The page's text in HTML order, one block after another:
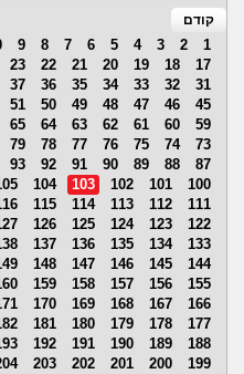
קודם
1
2
3
4
5
6
7
8
9
17
18
19
20
21
22
23
31
32
33
34
35
36
37
45
46
47
48
49
50
51
59
60
61
62
63
64
65
73
74
75
76
77
78
79
87
88
89
90
91
92
93
100
101
102
103
104
111
112
113
114
115
122
123
124
125
126
133
134
135
136
137
144
145
146
147
148
155
156
157
158
159
166
167
168
169
170
177
178
179
180
181
188
189
190
191
192
199
200
201
202
203